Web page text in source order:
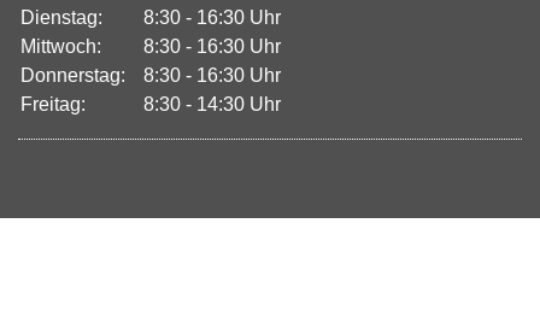
Dienstag:
8:30 - 16:30 Uhr
Mittwoch:
8:30 - 16:30 Uhr
Donnerstag:
8:30 - 16:30 Uhr
Freitag:
8:30 - 14:30 Uhr